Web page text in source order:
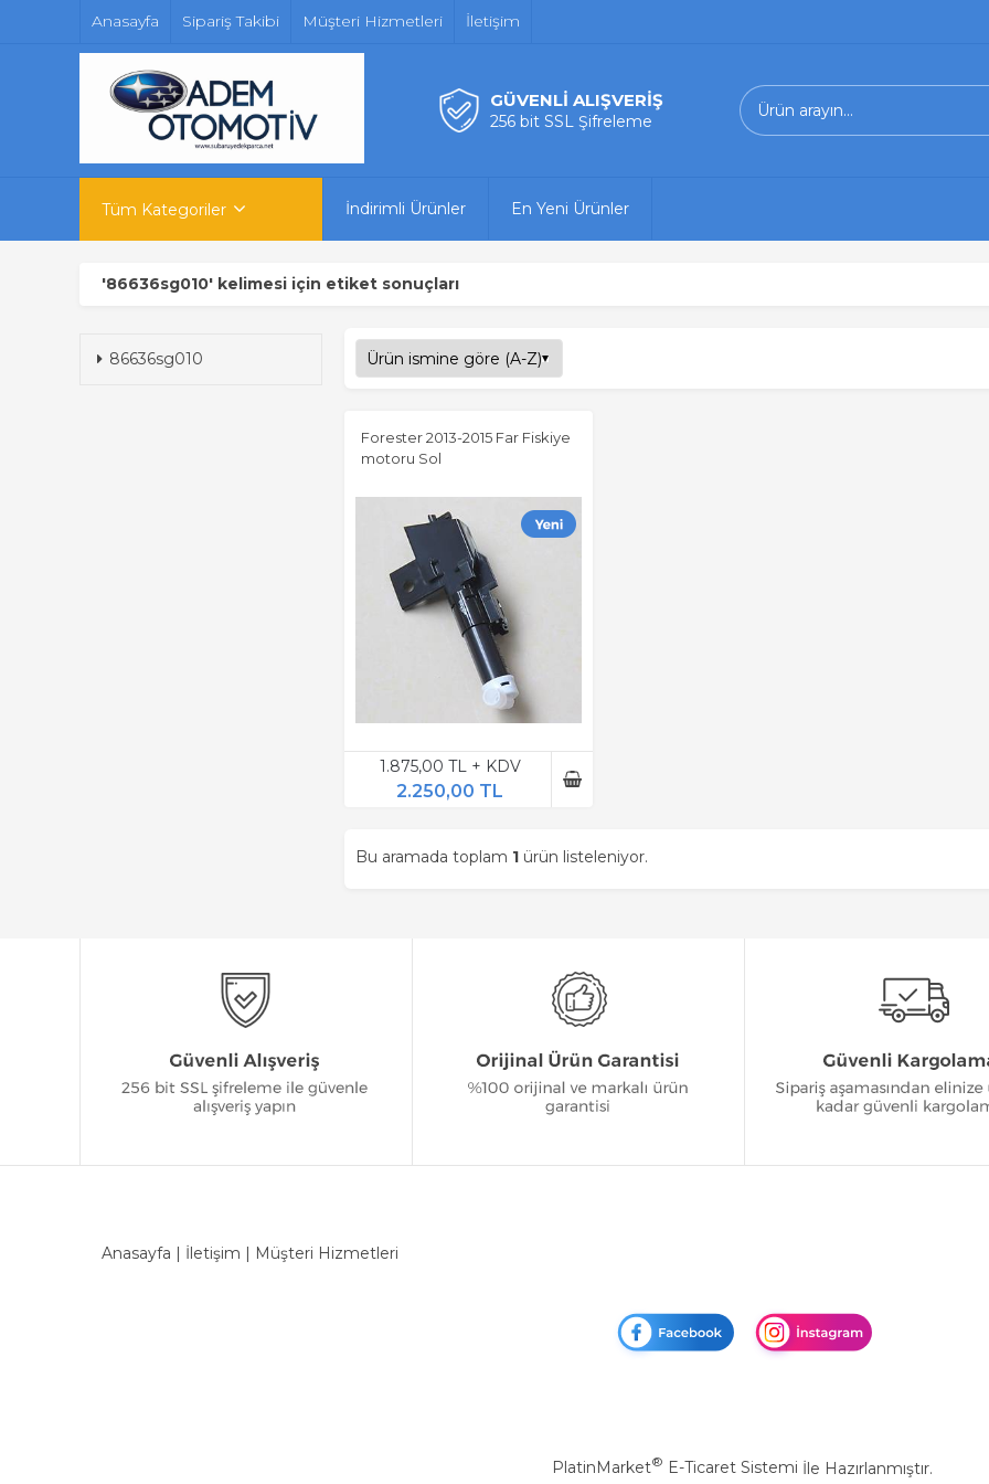
Anasayfa Sipariş Takibi Müşteri Hizmetleri İletişim
GÜVENLİ ALIŞVERİŞ
256 bit SSL Şifreleme
Tüm Kategoriler İndirimli Ürünler En Yeni Ürünler
'86636sg010' kelimesi için etiket sonuçları
86636sg010
Forester 2013-2015 Far Fiskiye
motoru Sol
1.875,00 TL + KDV
2.250,00 TL
Bu aramada toplam 1 ürün listeleniyor.
Anasayfa | İletişim | Müşteri Hizmetleri
PlatinMarket® E-Ticaret Sistemi İle Hazırlanmıştır.